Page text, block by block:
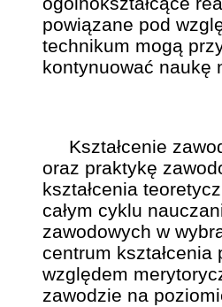
powiązane pod
technikum mogą
kontynuować naukę
Kształcenie
oraz praktykę
kształcenia
całym cyklu
zawodowych w
centrum
względem
zawodzie na